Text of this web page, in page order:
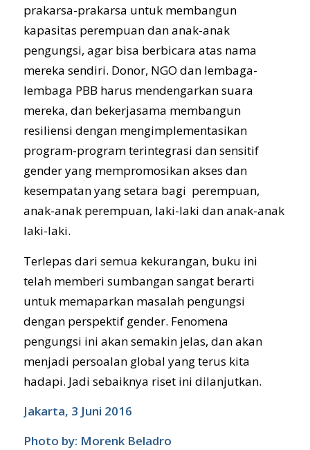
prakarsa-prakarsa untuk membangun
kapasitas perempuan dan anak-anak
pengungsi, agar bisa berbicara atas nama
mereka sendiri. Donor, NGO dan lembaga-
lembaga PBB harus mendengarkan suara
mereka, dan bekerjasama membangun
resiliensi dengan mengimplementasikan
program-program terintegrasi dan sensitif
gender yang mempromosikan akses dan
kesempatan yang setara bagi perempuan,
anak-anak perempuan, laki-laki dan anak-anak
laki-laki.
Terlepas dari semua kekurangan, buku ini
telah memberi sumbangan sangat berarti
untuk memaparkan masalah pengungsi
dengan perspektif gender. Fenomena
pengungsi ini akan semakin jelas, dan akan
menjadi persoalan global yang terus kita
hadapi. Jadi sebaiknya riset ini dilanjutkan.
Jakarta, 3 Juni 2016
Photo by: Morenk Beladro